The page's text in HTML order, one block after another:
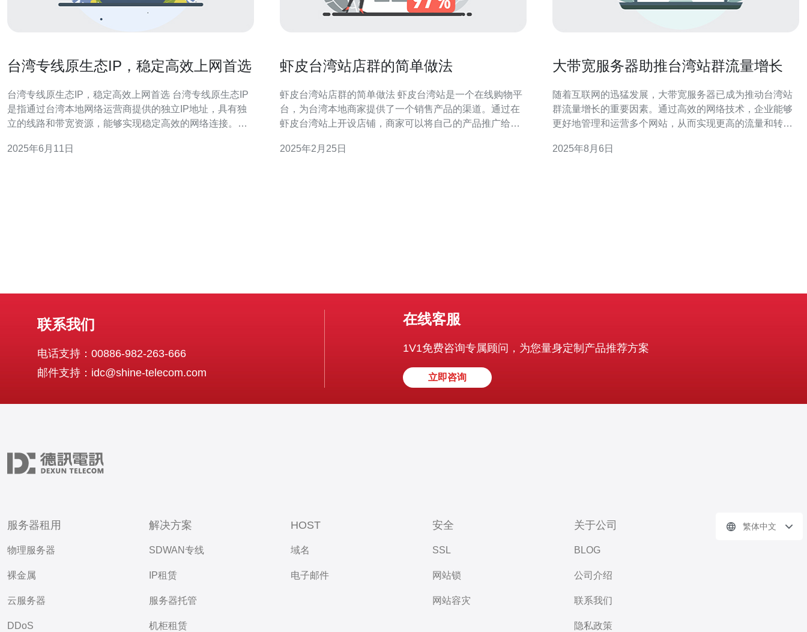
台湾专线原生态IP，稳定高效上网首选
台湾专线原生态IP，稳定高效上网首选 台湾专线原生态IP
是指通过台湾本地网络运营商提供的独立IP地址，具有独
立的线路和带宽资源，能够实现稳定高效的网络连接。相
络质量有较高要求的用户。 1. 稳定性高：原生态IP拥有独
2025年6月11日
虾皮台湾站店群的简单做法
虾皮台湾站店群的简单做法 虾皮台湾站是一个在线购物平
台，为台湾本地商家提供了一个销售产品的渠道。通过在
虾皮台湾站上开设店铺，商家可以将自己的产品推广给更
助商家快速搭建自己的店铺。 首先，商家需要在虾皮台湾
2025年2月25日
大带宽服务器助推台湾站群流量增长
随着互联网的迅猛发展，大带宽服务器已成为推动台湾站
群流量增长的重要因素。通过高效的网络技术，企业能够
更好地管理和运营多个网站，从而实现更高的流量和转化
持和优质的服务，成为了许多企业的首选。 大带宽服务器
2025年8月6日
联系我们
电话支持：00886-982-263-666
邮件支持：idc@shine-telecom.com
在线客服
1V1免费咨询专属顾问，为您量身定制产品推荐方案
立即咨询
服务器租用
物理服务器
裸金属
云服务器
DDoS
解决方案
SDWAN专线
IP租赁
服务器托管
机柜租赁
HOST
域名
电子邮件
安全
SSL
网站锁
网站容灾
关于公司
BLOG
公司介绍
联系我们
隐私政策
繁体中文